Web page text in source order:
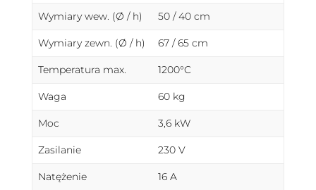
Wymiary wew. (Ø / h) 50 / 40 cm
Wymiary zewn. (Ø / h) 67 / 65 cm
Temperatura max. 1200°C
Waga 60 kg
Moc 3,6 kW
Zasilanie 230 V
Natężenie 16 A